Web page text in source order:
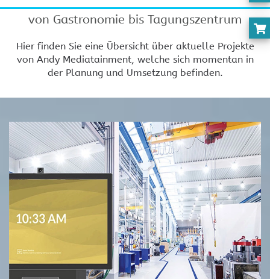
von Gastronomie bis Tagungszentrum
Hier finden Sie eine Übersicht über aktuelle Projekte
von Andy Mediatainment, welche sich momentan in
der Planung und Umsetzung befinden.